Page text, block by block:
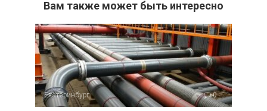
Вам также может быть интересно
Екатеринбург 0